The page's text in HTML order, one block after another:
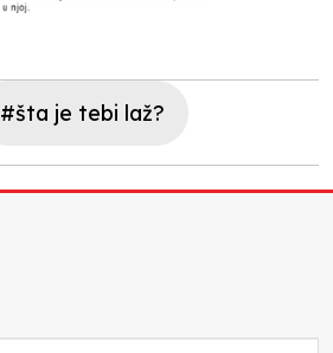
#šta je tebi laž?